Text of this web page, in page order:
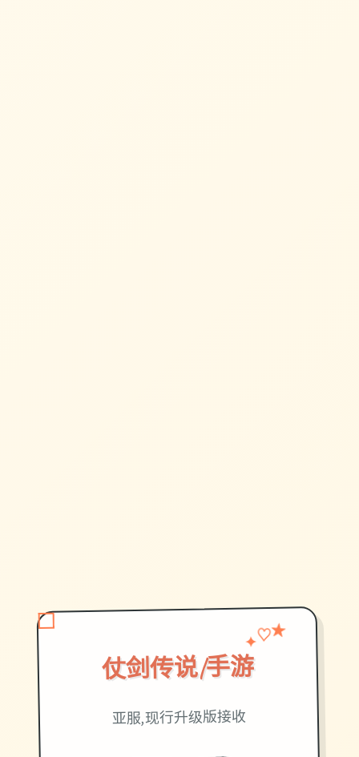
仗剑传说|手游
✦ ♡★
亚服,现行升级版接收